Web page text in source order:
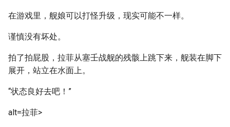
在游戏里，舰娘可以打怪升级，现实可能不一样。
谨慎没有坏处。
拍了拍屁股，拉菲从塞壬战舰的残骸上跳下来，舰装在脚下
展开，站立在水面上。
“状态良好去吧！”
alt=拉菲>